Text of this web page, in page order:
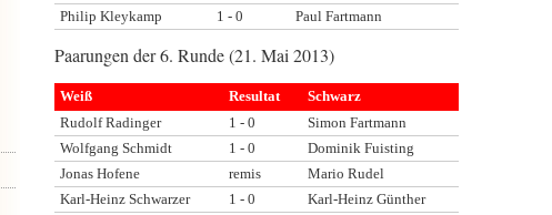
Philip Kleykamp
1 - 0 Paul Fartmann
Paarungen der 6. Runde (21. Mai 2013)
Weiß Resultat
Schwarz
Rudolf Radinger
1 - 0
Simon Fartmann
Wolfgang Schmidt
1 - 0
Dominik Fuisting
Jonas Hofene
remis
Mario Rudel
Karl-Heinz Schwarzer
1 - 0
Karl-Heinz Günther